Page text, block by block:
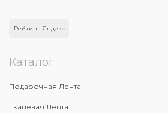
Рейтинг Яндекс
Каталог
Подарочная Лента
Тканевая Лента